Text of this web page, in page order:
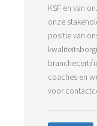
KSF en van
onze
positie van
coaches en
voor